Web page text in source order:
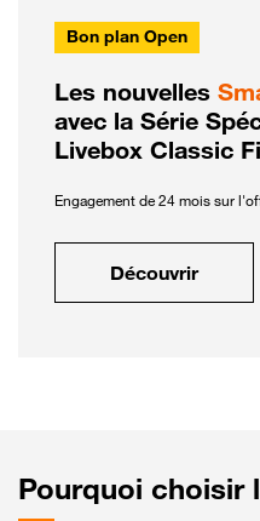
Bon plan Open
Les nouvelles
avec la Série
Livebox Classic
Engagement de 24 mois sur
Découvrir
Pourquoi choisir